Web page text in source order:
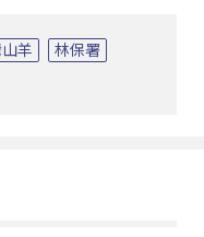
羊
林保署